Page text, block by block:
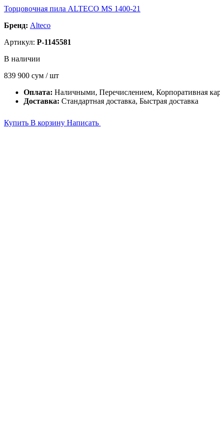
Торцовочная пила ALTECO MS 1400-21
Бренд: Alteco
Артикул: P-1145581
В наличии
839 900 сум / шт
Оплата: Наличными, Перечислением, Корпоративная
Доставка: Стандартная доставка, Быстрая доставка
Купить В корзину Написать